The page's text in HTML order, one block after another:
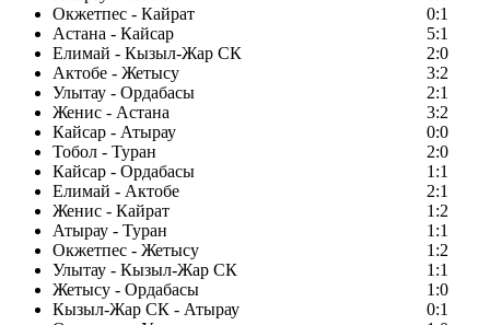
Окжетпес - Кайрат
0:1
Астана - Кайсар
5:1
Елимай - Кызыл-Жар СК
2:0
Актобе - Жетысу
3:2
Улытау - Ордабасы
2:1
Женис - Астана
3:2
Кайсар - Атырау
0:0
Тобол - Туран
2:0
Кайсар - Ордабасы
1:1
Елимай - Актобе
2:1
Женис - Кайрат
1:2
Атырау - Туран
1:1
Окжетпес - Жетысу
1:2
Улытау - Кызыл-Жар СК
1:1
Жетысу - Ордабасы
1:0
Кызыл-Жар СК - Атырау
0:1